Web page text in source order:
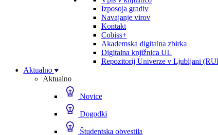
Izposoja gradiv
Navajanje virov
Kontakt
Cobiss+
Akademska digitalna zbirka
Digitalna knjižnica UL
Repozitorij Univerze v Ljubljani
Aktualno
Aktualno
Novice
Dogodki
Študentska obvestila